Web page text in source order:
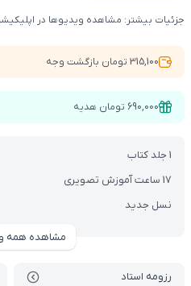
1 جلد کتاب
17 ساعت آموزش تصویری
نسل جدید
مشاهده همه
رزومه استاد
جزئیات بیشتر: مشاهده ویدیوها در
315,100 تومان بازگشت وجه
690,000 تومان هدیه